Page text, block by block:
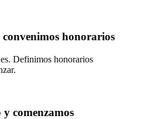
convenimos honorarios
Definimos honorarios
comenzamos